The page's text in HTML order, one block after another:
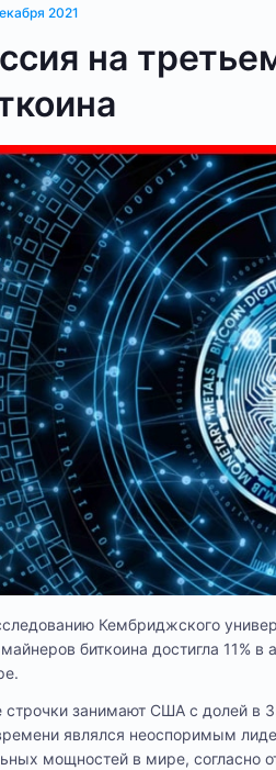
2021
на
Кембриджского
биткоина достигла 11%
занимают США с долей в
являлся неоспоримым
мощностей в мире, согласно